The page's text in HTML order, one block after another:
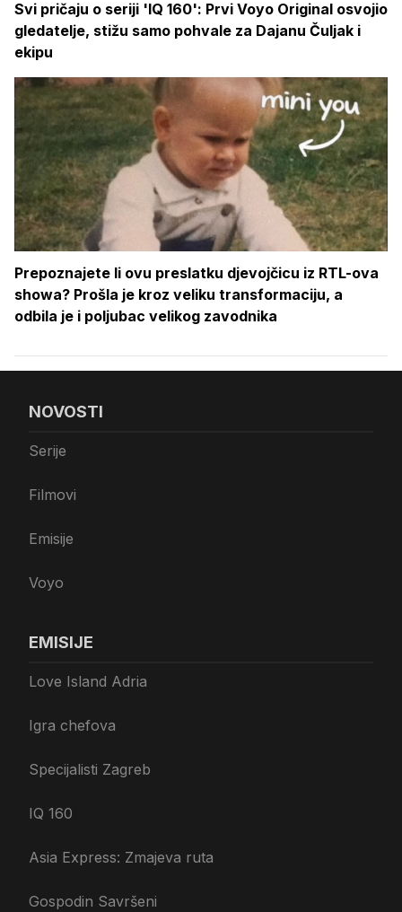
Svi pričaju o seriji 'IQ 160': Prvi Voyo Original osvojio
gledatelje, stižu samo pohvale za Dajanu Čuljak i
ekipu
Prepoznajete li ovu preslatku djevojčicu iz RTL-ova
showa? Prošla je kroz veliku transformaciju, a
odbila je i poljubac velikog zavodnika
NOVOSTI
Serije
Filmovi
Emisije
Voyo
EMISIJE
Love Island Adria
Igra chefova
Specijalisti Zagreb
IQ 160
Asia Express: Zmajeva ruta
Gospodin Savršeni